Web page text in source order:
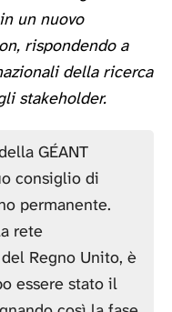
un nuovo
rispondendo a
della ricerca
stakeholder.
GÉANT
consiglio di
permanente.
rete
Regno Unito, è
essere stato il